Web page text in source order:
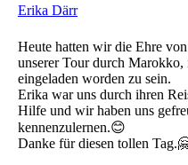
Erika Därr
Heute hatten wir die Ehre
unserer Tour durch
eingeladen worden zu sein.
Erika war uns durch ihren
Hilfe und wir haben uns
kennenzulernen.😊
Danke für diesen tollen